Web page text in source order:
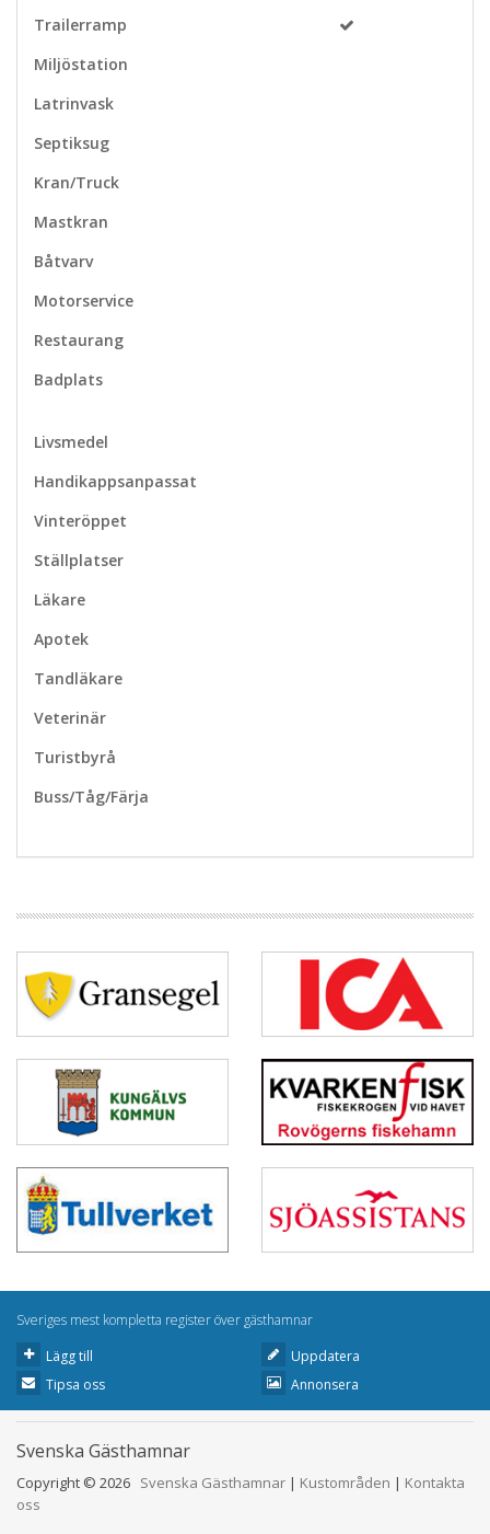
Trailerramp
Miljöstation
Latrinvask
Septiksug
Kran/Truck
Mastkran
Båtvarv
Motorservice
Restaurang
Badplats
Livsmedel
Handikappsanpassat
Vinteröppet
Ställplatser
Läkare
Apotek
Tandläkare
Veterinär
Turistbyrå
Buss/Tåg/Färja
Sveriges mest kompletta register över gästhamnar
Lägg till
Uppdatera
Tipsa oss
Annonsera
Svenska Gästhamnar
Copyright © 2026 Svenska Gästhamnar | Kustområden | Kontakta
oss